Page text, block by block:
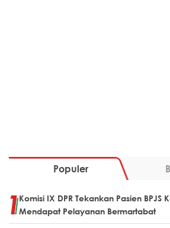
Populer
Komisi IX DPR Tekankan Pasien BPJS
Mendapat Pelayanan Bermartabat